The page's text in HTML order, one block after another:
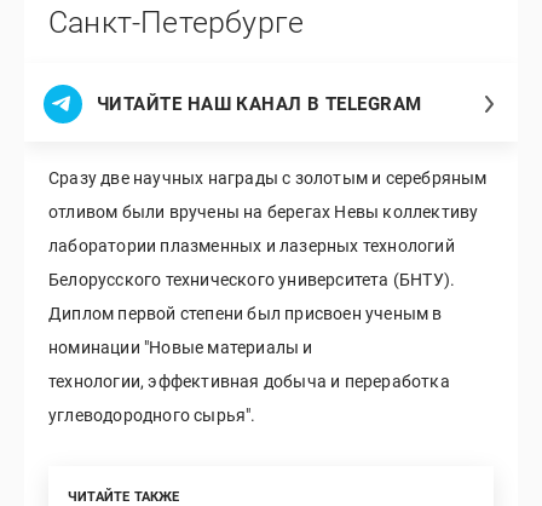
Санкт-Петербурге
ЧИТАЙТЕ НАШ КАНАЛ В TELEGRAM
Сразу две научных награды с золотым и серебряным
отливом были вручены на берегах Невы коллективу
лаборатории плазменных и лазерных технологий
Белорусского технического университета (БНТУ).
Диплом первой степени был присвоен ученым в
номинации "Новые материалы и
технологии, эффективная добыча и переработка
углеводородного сырья".
ЧИТАЙТЕ ТАКЖЕ